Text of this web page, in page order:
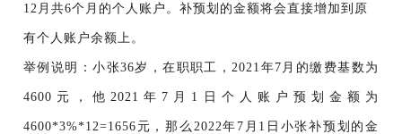
12月共6个月的个人账户。补预划的金额将会直接增加到原
有个人账户余额上。
举例说明：小张36岁，在职职工，2021年7月的缴费基数为
4600元，他2021年7月1日个人账户预划金额为
4600*3%*12=1656元，那么2022年7月1日小张补预划的金